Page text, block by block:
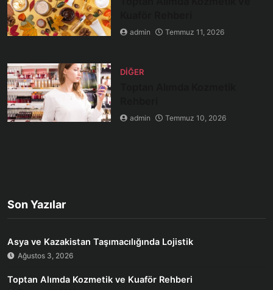
admin Temmuz 11, 2026
DIĞER
admin Temmuz 10, 2026
Son Yazılar
Asya ve Kazakistan Taşımacılığında Lojistik
Ağustos 3, 2026
Toptan Alımda Kozmetik ve Kuaför Rehberi